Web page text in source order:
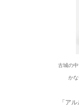
古城の
か
「ア